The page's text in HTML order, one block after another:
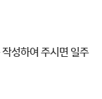
성하여 주시면 일주